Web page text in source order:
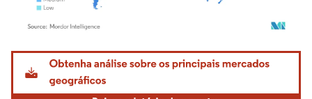
Imagem © Mordor Intelligence. O reuso requer atribuição conforme CC BY 4.0.